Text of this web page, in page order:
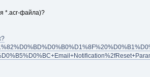
(value);
*.acr-файла)?